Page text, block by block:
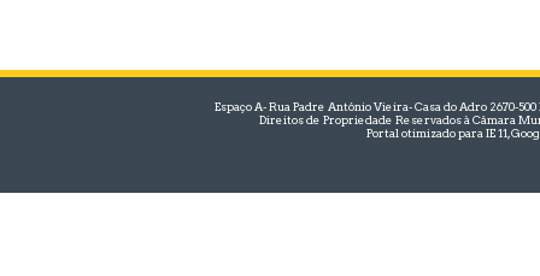
Espaço A- Rua Padre António Vieira- Casa do Adro 2670-500
Direitos de Propriedade Reservados à Câmara
Portal otimizado para IE 11,